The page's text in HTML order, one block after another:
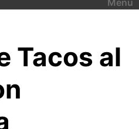
Tacos al